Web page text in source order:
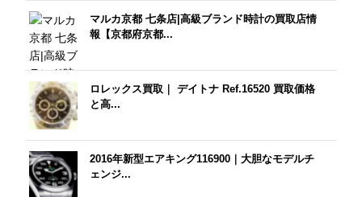
マルカ京都 七条店|高級ブランド時計の買取店情
報【京都府京都...
ロレックス買取｜ デイトナ Ref.16520 買取価格
と高...
2016年新型エアキング116900｜大胆なモデルチ
ェンジ...